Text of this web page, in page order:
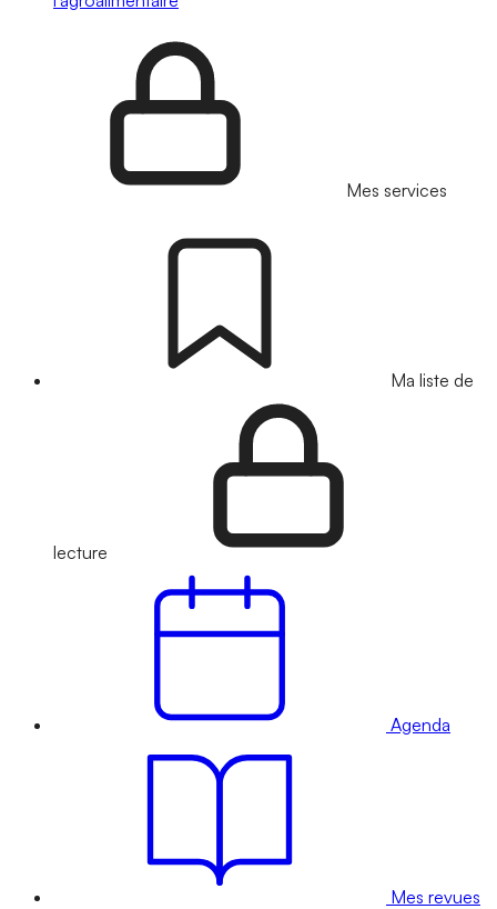
Mes services
Ma liste de
lecture
Agenda
Mes revues